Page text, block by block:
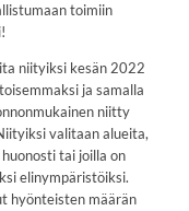
toimiin
niityiksi kesän 2022
ja samalla
niitty
valitaan alueita,
tai joilla on
elinympäristöiksi.
hyönteisten määrän